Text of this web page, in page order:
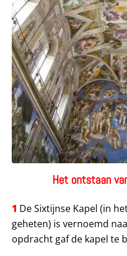
Het ontstaan
1 De Sixtijnse Kapel (in
geheten) is vernoemd
opdracht gaf de kapel te